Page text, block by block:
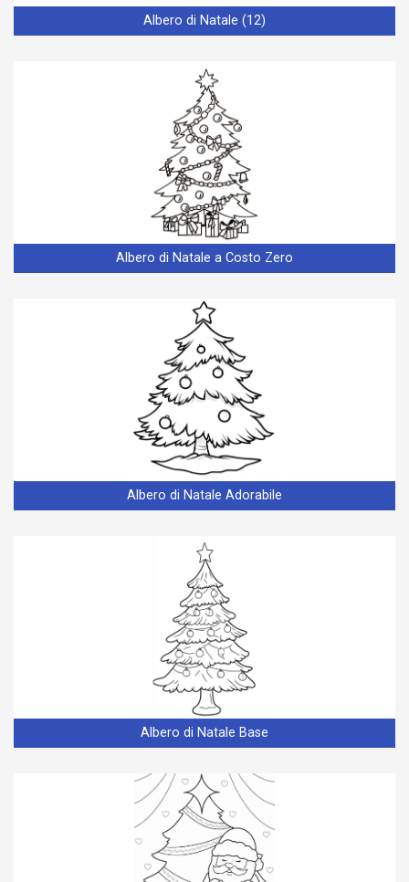
Albero di Natale (12)
Albero di Natale a Costo Zero
Albero di Natale Adorabile
Albero di Natale Base